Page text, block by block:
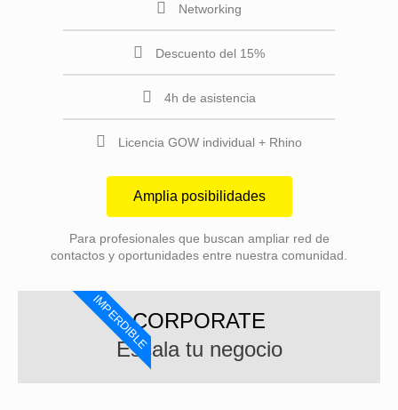
Networking
Descuento del 15%
4h de asistencia
Licencia GOW individual + Rhino
Amplia posibilidades
Para profesionales que buscan ampliar red de
contactos y oportunidades entre nuestra comunidad.
IMPERDIBLECORPORATE
Escala tu negocio